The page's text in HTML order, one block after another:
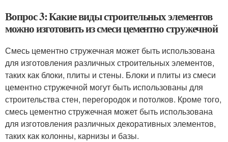
Вопрос 3: Какие виды строительных элементов
можно изготовить из смеси цементно стружечной
Смесь цементно стружечная может быть использована
для изготовления различных строительных элементов,
таких как блоки, плиты и стены. Блоки и плиты из смеси
цементно стружечной могут быть использованы для
строительства стен, перегородок и потолков. Кроме того,
смесь цементно стружечная может быть использована
для изготовления различных декоративных элементов,
таких как колонны, карнизы и базы.